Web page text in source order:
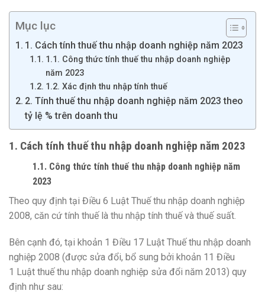
Mục lục
1. Cách tính thuế thu nhập doanh nghiệp năm 2023
1.1. Công thức tính thuế thu nhập doanh nghiệp
năm 2023
1.2. Xác định thu nhập tính thuế
2. Tính thuế thu nhập doanh nghiệp năm 2023 theo
tỷ lệ % trên doanh thu
1. Cách tính thuế thu nhập doanh nghiệp năm 2023
1.1. Công thức tính thuế thu nhập doanh nghiệp năm
2023
Theo quy định tại Điều 6 Luật Thuế thu nhập doanh nghiệp
2008, căn cứ tính thuế là thu nhập tính thuế và thuế suất.
Bên cạnh đó, tại khoản 1 Điều 17 Luật Thuế thu nhập doanh
nghiệp 2008 (được sửa đổi, bổ sung bởi khoản 11 Điều
1 Luật thuế thu nhập doanh nghiệp sửa đổi năm 2013) quy
định như sau: